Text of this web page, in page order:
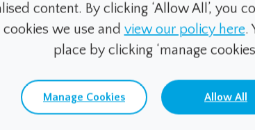
using my information in
content. By clicking ‘Allow All’, you
we use and view our policy here.
place by clicking ‘manage
Manage Cookies Allow All